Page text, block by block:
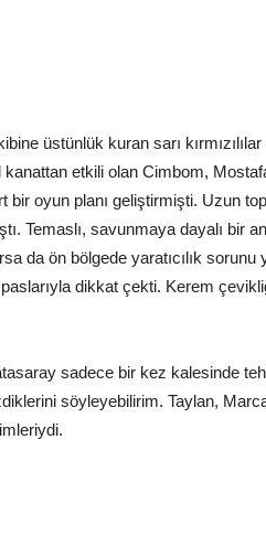
üstünlük kuran sarı kırmızılılar
etkili olan Cimbom,
bir oyun planı geliştirmişti. Uzun
Temaslı, savunmaya dayalı bir
da ön bölgede yaratıcılık sorunu
dikkat çekti. Kerem
sadece bir kez kalesinde
söyleyebilirim. Taylan,